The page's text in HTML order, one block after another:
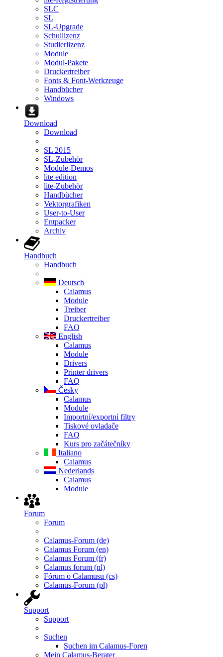
SLC
SL
SL-Upgrade
Schullizenz
Studierlizenz
Module
Modul-Pakete
Druckertreiber
Fonts & Font-Werkzeuge
Handbücher
Windows
Download
Download
SL 2015
SL-Zubehör
Module-Demos
lite edition
lite-Zubehör
Handbücher
Vektorgrafiken
User-to-User
Entpacker
Archiv
Handbuch
Handbuch
Deutsch
Calamus
Module
Treiber
Druckertreiber
FAQ
English
Calamus
Module
Drivers
Printer drivers
FAQ
Česky
Calamus
Module
Importní/exportní filtry
Tiskové ovladače
FAQ
Kurs pro začátečníky
Italiano
Calamus
Nederlands
Calamus
Module
Forum
Forum
Calamus-Forum (de)
Calamus Forum (en)
Calamus Forum (fr)
Calamus forum (nl)
Fórum o Calamusu (cs)
Calamus-Forum (pl)
Support
Support
Suchen
Suchen im Calamus-Foren
Mein Calamus-Berater